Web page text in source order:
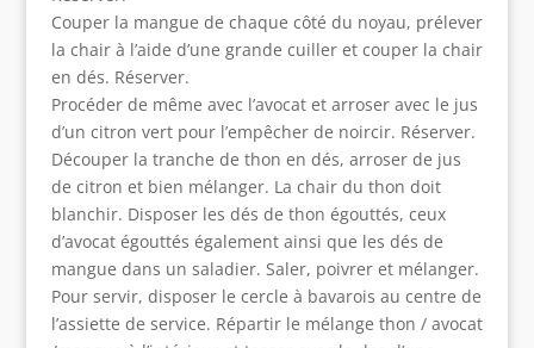
Couper la mangue de chaque côté du noyau, prélever
la chair à l’aide d’une grande cuiller et couper la chair
en dés. Réserver.
Procéder de même avec l’avocat et arroser avec le jus
d’un citron vert pour l’empêcher de noircir. Réserver.
Découper la tranche de thon en dés, arroser de jus
de citron et bien mélanger. La chair du thon doit
blanchir. Disposer les dés de thon égouttés, ceux
d’avocat égouttés également ainsi que les dés de
mangue dans un saladier. Saler, poivrer et mélanger.
Pour servir, disposer le cercle à bavarois au centre de
l’assiette de service. Répartir le mélange thon / avocat